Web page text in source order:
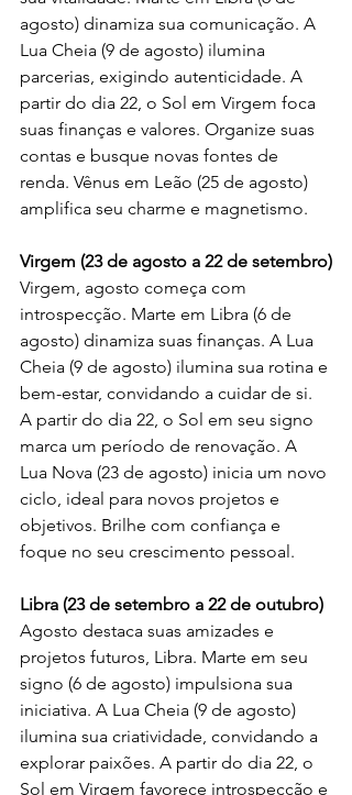
agosto) dinamiza sua comunicação. A
Lua Cheia (9 de agosto) ilumina
parcerias, exigindo autenticidade. A
partir do dia 22, o Sol em Virgem foca
suas finanças e valores. Organize suas
contas e busque novas fontes de
renda. Vênus em Leão (25 de agosto)
amplifica seu charme e magnetismo.
Virgem (23 de agosto a 22 de setembro)
Virgem, agosto começa com
introspecção. Marte em Libra (6 de
agosto) dinamiza suas finanças. A Lua
Cheia (9 de agosto) ilumina sua rotina e
bem-estar, convidando a cuidar de si.
A partir do dia 22, o Sol em seu signo
marca um período de renovação. A
Lua Nova (23 de agosto) inicia um novo
ciclo, ideal para novos projetos e
objetivos. Brilhe com confiança e
foque no seu crescimento pessoal.
Libra (23 de setembro a 22 de outubro)
Agosto destaca suas amizades e
projetos futuros, Libra. Marte em seu
signo (6 de agosto) impulsiona sua
iniciativa. A Lua Cheia (9 de agosto)
ilumina sua criatividade, convidando a
explorar paixões. A partir do dia 22, o
Sol em Virgem favorece introspecção e